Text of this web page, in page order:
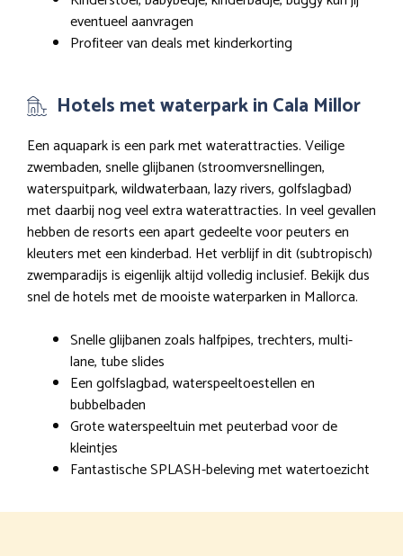
eventueel aanvragen
Profiteer van deals met kinderkorting
Hotels met waterpark in Cala Millor
Een aquapark is een park met waterattracties. Veilige
zwembaden, snelle glijbanen (stroomversnellingen,
waterspuitpark, wildwaterbaan, lazy rivers, golfslagbad)
met daarbij nog veel extra waterattracties. In veel gevallen
hebben de resorts een apart gedeelte voor peuters en
kleuters met een kinderbad. Het verblijf in dit (subtropisch)
zwemparadijs is eigenlijk altijd volledig inclusief. Bekijk dus
snel de hotels met de mooiste waterparken in Mallorca.
Snelle glijbanen zoals halfpipes, trechters, multi-
lane, tube slides
Een golfslagbad, waterspeeltoestellen en
bubbelbaden
Grote waterspeeltuin met peuterbad voor de
kleintjes
Fantastische SPLASH-beleving met watertoezicht